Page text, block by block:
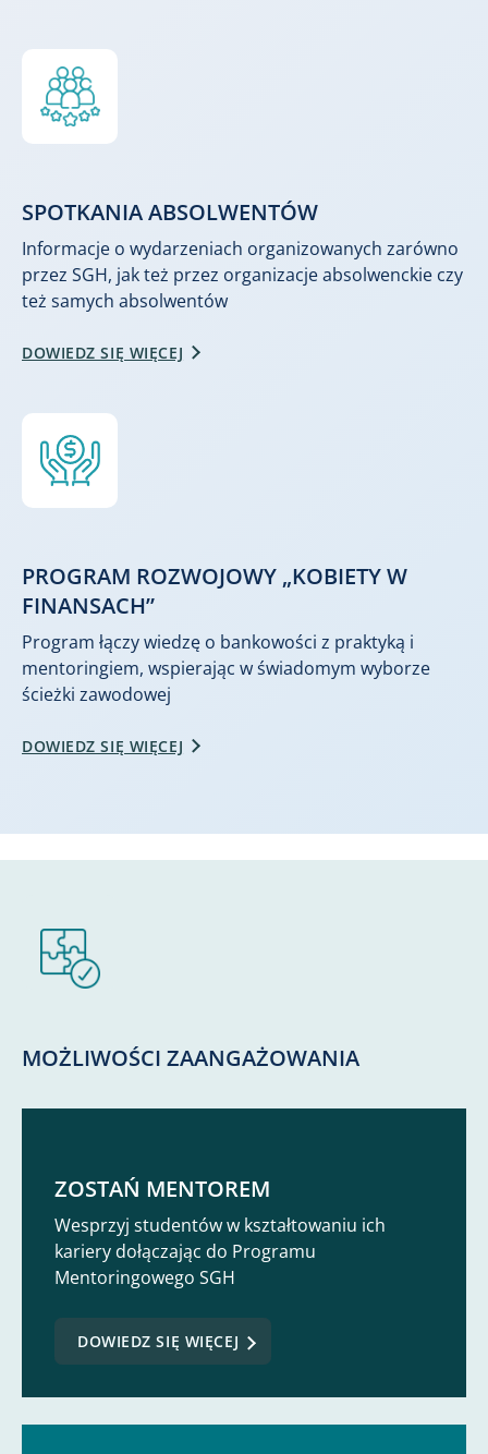
SPOTKANIA ABSOLWENTÓW
Informacje o wydarzeniach organizowanych zarówno
przez SGH, jak też przez organizacje absolwenckie czy
też samych absolwentów
DOWIEDZ SIĘ WIĘCEJ
PROGRAM ROZWOJOWY „KOBIETY W
FINANSACH”
Program łączy wiedzę o bankowości z praktyką i
mentoringiem, wspierając w świadomym wyborze
ścieżki zawodowej
DOWIEDZ SIĘ WIĘCEJ
MOŻLIWOŚCI ZAANGAŻOWANIA
ZOSTAŃ MENTOREM
Wesprzyj studentów w kształtowaniu ich
kariery dołączając do Programu
Mentoringowego SGH
DOWIEDZ SIĘ WIĘCEJ